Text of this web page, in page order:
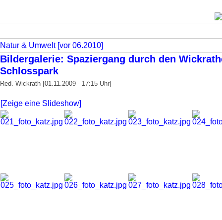
Natur & Umwelt [vor 06.2010]
Bildergalerie: Spaziergang durch den
Schlosspark
Red. Wickrath [01.11.2009 - 17:15 Uhr]
[Zeige eine Slideshow]